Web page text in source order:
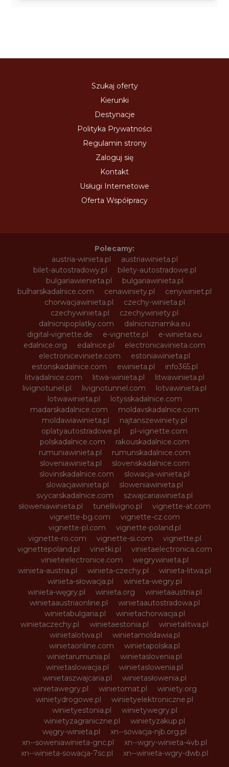
Szukaj oferty
Kierunki
Destynacje
Polityka Prywatności
Regulamin strony
Zaloguj się
Kontakt
Usługi Internetowe
Oferta Współpracy
Polecamy:
austria-winieta.pl
austriawinieta.pl
bilet-autostradowy.pl
bilety-autostradowe.pl
bulgariawienieta.pl
bulgariawinieta.pl
bulharskadalnice.com
cenawiniety.pl
cenywiniet.pl
chorwacjawinieta.pl
czechy-winieta.pl
czechywinieta.pl
czechywiniety.pl
dalnicnipoplatky.com
dalnicniznamka.eu
digital-vignette.de
e-vignette.pl
e-winieta.eu
edalnice.org
edalnice.pl
electronicavinieta.com
electroniceviniete.com
estoniawinieta.pl
estonskadalnice.com
ewinieta.pl
info365.pl
litvadalnice.com
litwa-winieta.pl
litwawinieta.pl
livignotunel.pl
livignotunnel.com
lotvawinieta.pl
lotwawinieta.pl
lotysskadalnice.com
madarskadalnice.com
moldavskadalnice.com
moldawiawinieta.pl
najtanszewiniety.pl
oplatyautostradowe.pl
pl-vignette.com
polskadalnice.com
rakouskadalnice.com
rumuniawinieta.pl
rumunskadalnice.com
sloveniawinieta.pl
slovenskadalnice.com
slovinskadalnice.com
slowacja-winieta.pl
slowacjawinieta.pl
sloweniawinieta.pl
svycarskadalnice.com
szwajcariawinieta.pl
słoweniawinieta.pl
tunellivigno.pl
vignette-at.com
vignette-bg.com
vignette-cz.com
vignette-pl.com
vignette-poland.pl
vignette-ro.com
vignette-si.com
vignette.pl
vignettepoland.pl
vinetki.pl
vinietaelectronica.com
vinieteelectronice.com
wegrywinieta.pl
winieta-austria.pl
winieta-czechy.pl
winieta-litwa.pl
winieta-słowacja.pl
winieta-wegry.pl
winieta-węgry.pl
winieta.org
winietaaustria.pl
winietaaustriaonline.pl
winietaautostradowa.pl
winietabulgaria.pl
winietachorwacja.pl
winietaczechy.pl
winietaestonia.pl
winietalitwa.pl
winietalotwa.pl
winietamoldawia.pl
winietaonline.com
winietapolska.pl
winietarumunia.pl
winietaslovenia.pl
winietaslowacja.pl
winietaslowenia.pl
winietaszwajcaria.pl
winietasłowenia.pl
winietawegry.pl
winietomat.pl
winiety.org
winietydrogowe.pl
winietyelektroniczne.pl
winietyestonia.pl
winietywegry.pl
winietyzagraniczne.pl
winietyzakup.pl
węgry-winieta.pl
xn--sowacja-njb.org.pl
xn--soweniawinieta-gnc.pl
xn--wgry-winieta-4vb.pl
xn--winieta-sowacja-7sc.pl
xn--winieta-wgry-dwb.pl